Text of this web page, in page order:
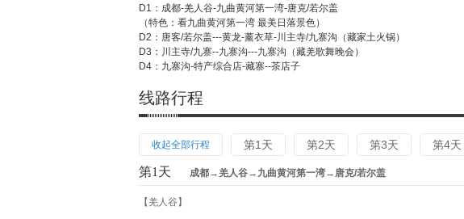
D1：成都-羌人谷-九曲黄河第一湾-唐克/若尔盖
（特色：看九曲黄河第一湾 最美日落景色）
D2：唐客/若尔盖---黄龙-薰衣草-川主寺/九寨沟（藏家土火锅）
D3：川主寺/九寨--九寨沟---九寨沟（藏羌歌舞晚会）
D4：九寨沟-特产综合店-藏寨--茶店子
线路行程
收起全部行程 第1天 第2天 第3天 第4天
第1天 成都→羌人谷→九曲黄河第一湾→唐克/若尔盖
【羌人谷】